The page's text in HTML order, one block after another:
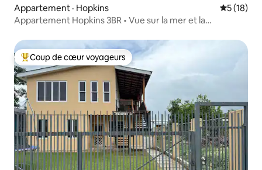
Appartement · Hopkins Note
5 (18)
Appartement Hopkins 3BR • Vue sur la mer et la
Coup de cœur voyageurs parmi les plus aimés
Coup de cœur voyageurs